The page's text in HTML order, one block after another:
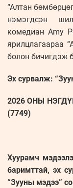
“Алтан
нэмэгдсэн
комедиан Amy
ярилцлагаараа
болон бичигдэж
Эх сурвалж:
2026 ОНЫ
(7749)
Хуурамч
баримттай, эх
“Зууны мэдээ”